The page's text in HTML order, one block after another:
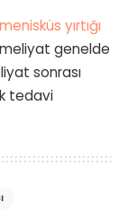
menisküs yırtığı
genelde
sonrası
tedavi